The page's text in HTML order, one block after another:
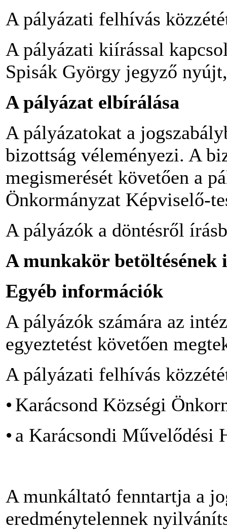
A pályázati felhívás
A pályázati kiírással
Spisák György jegyző
A pályázat elbírálása
A pályázatokat a
bizottság véleményezi. A
megismerését követően a
Önkormányzat Képviselő-
A pályázók a döntésről
A munkakör betöltésének
Egyéb információk
A pályázók számára az
egyeztetést követően
A pályázati felhívás
•Karácsond Községi
•a Karácsondi Művelődési
A munkáltató fenntartja a
eredménytelennek